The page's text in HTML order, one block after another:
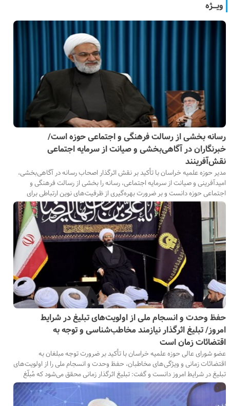
ویــــژه
رسانه بخشی از رسالت فرهنگی و اجتماعی حوزه است/
خبرنگاران در آگاهی‌بخشی و صیانت از سرمایه اجتماعی
نقش‌آفرینند
مدیر حوزه علمیه خراسان با تأکید بر نقش اثرگذار اصحاب رسانه در آگاهی‌بخشی،
امیدآفرینی و صیانت از سرمایه اجتماعی، رسانه را بخشی از رسالت فرهنگی و
اجتماعی حوزه دانست و بر ضرورت بهره‌گیری از ظرفیت‌های نوین ارتباطی برای
تولید روایت‌های دقیق و امیدآفرین تأکید کرد.
حفظ وحدت و انسجام ملی از اولویت‌های تبلیغ در شرایط
امروز/ تبلیغ اثرگذار نیازمند مخاطب‌شناسی و توجه به
اقتضائات زمان است
عضو شورای عالی حوزه علمیه خراسان با تأکید بر ضرورت توجه مبلغان به
اقتضائات زمانی و ویژگی‌های مخاطبان، حفظ وحدت و انسجام ملی را از اولویت‌های
تبلیغ در شرایط امروز دانست و گفت: تبلیغ اثرگذار زمانی محقق می‌شود که مُبلّغ
متناسب با مخاطب و شرایط جامعه، محتوای مناسب را ارائه کند.